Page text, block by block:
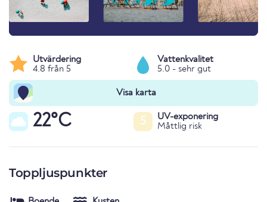
Utvärdering
4.8 från 5
Vattenkvalitet
5.0 - sehr gut
Visa karta
22°C 5
UV-exponering
Måttlig risk
Toppljuspunkter